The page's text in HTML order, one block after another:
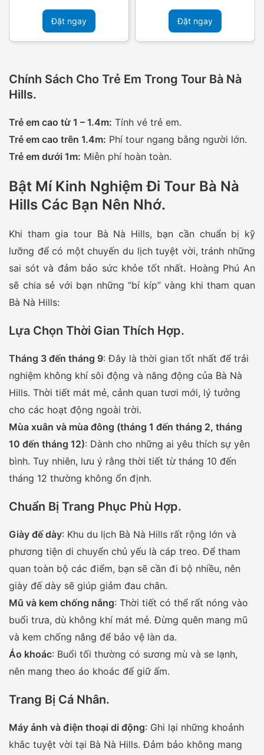
Đặt ngay Đặt ngay
Chính Sách Cho Trẻ Em Trong Tour Bà Nà
Hills.
Trẻ em cao từ 1 – 1.4m: Tính vé trẻ em.
Trẻ em cao trên 1.4m: Phí tour ngang bằng người lớn.
Trẻ em dưới 1m: Miễn phí hoàn toàn.
Bật Mí Kinh Nghiệm Đi Tour Bà Nà
Hills Các Bạn Nên Nhớ.
Khi tham gia tour Bà Nà Hills, bạn cần chuẩn bị kỹ
lưỡng để có một chuyến du lịch tuyệt vời, tránh những
sai sót và đảm bảo sức khỏe tốt nhất. Hoàng Phú An
sẽ chia sẻ với bạn những “bí kíp” vàng khi tham quan
Bà Nà Hills:
Lựa Chọn Thời Gian Thích Hợp.
Tháng 3 đến tháng 9: Đây là thời gian tốt nhất để trải
nghiệm không khí sôi động và năng động của Bà Nà
Hills. Thời tiết mát mẻ, cảnh quan tươi mới, lý tưởng
cho các hoạt động ngoài trời.
Mùa xuân và mùa đông (tháng 1 đến tháng 2, tháng
10 đến tháng 12): Dành cho những ai yêu thích sự yên
bình. Tuy nhiên, lưu ý rằng thời tiết từ tháng 10 đến
tháng 12 thường không ổn định.
Chuẩn Bị Trang Phục Phù Hợp.
Giày đế dày: Khu du lịch Bà Nà Hills rất rộng lớn và
phương tiện di chuyển chủ yếu là cáp treo. Để tham
quan toàn bộ các điểm, bạn sẽ cần đi bộ nhiều, nên
giày đế dày sẽ giúp giảm đau chân.
Mũ và kem chống nắng: Thời tiết có thể rất nóng vào
buổi trưa, dù không khí mát mẻ. Đừng quên mang mũ
và kem chống nắng để bảo vệ làn da.
Áo khoác: Buổi tối thường có sương mù và se lạnh,
nên mang theo áo khoác để giữ ấm.
Trang Bị Cá Nhân.
Máy ảnh và điện thoại di động: Ghi lại những khoảnh
khắc tuyệt vời tại Bà Nà Hills. Đảm bảo không mang